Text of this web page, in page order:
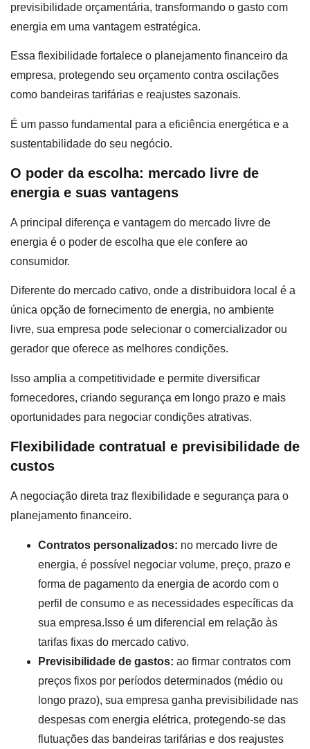
previsibilidade orçamentária, transformando o gasto com
energia em uma vantagem estratégica.
Essa flexibilidade fortalece o planejamento financeiro da
empresa, protegendo seu orçamento contra oscilações
como bandeiras tarifárias e reajustes sazonais.
É um passo fundamental para a eficiência energética e a
sustentabilidade do seu negócio.
O poder da escolha: mercado livre de
energia e suas vantagens
A principal diferença e vantagem do mercado livre de
energia é o poder de escolha que ele confere ao
consumidor.
Diferente do mercado cativo, onde a distribuidora local é a
única opção de fornecimento de energia, no ambiente
livre, sua empresa pode selecionar o comercializador ou
gerador que oferece as melhores condições.
Isso amplia a competitividade e permite diversificar
fornecedores, criando segurança em longo prazo e mais
oportunidades para negociar condições atrativas.
Flexibilidade contratual e previsibilidade de
custos
A negociação direta traz flexibilidade e segurança para o
planejamento financeiro.
Contratos personalizados: no mercado livre de
energia, é possível negociar volume, preço, prazo e
forma de pagamento da energia de acordo com o
perfil de consumo e as necessidades específicas da
sua empresa.Isso é um diferencial em relação às
tarifas fixas do mercado cativo.
Previsibilidade de gastos: ao firmar contratos com
preços fixos por períodos determinados (médio ou
longo prazo), sua empresa ganha previsibilidade nas
despesas com energia elétrica, protegendo-se das
flutuações das bandeiras tarifárias e dos reajustes